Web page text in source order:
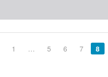
1 … 5 6 7 8